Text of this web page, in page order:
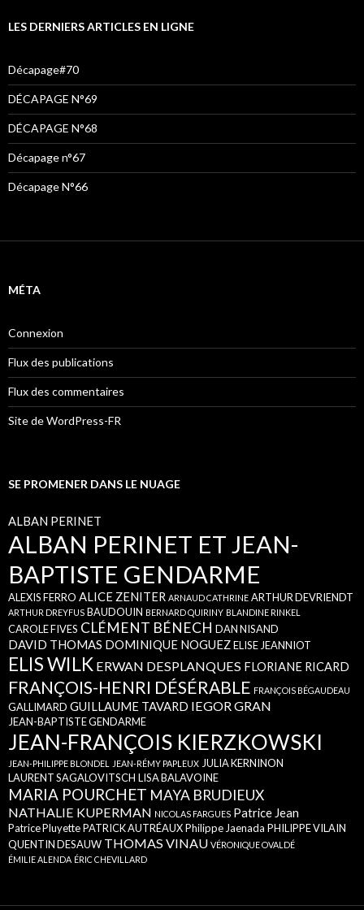
LES DERNIERS ARTICLES EN LIGNE
Décapage#70
DÉCAPAGE N°69
DÉCAPAGE N°68
Décapage n°67
Décapage N°66
MÉTA
Connexion
Flux des publications
Flux des commentaires
Site de WordPress-FR
SE PROMENER DANS LE NUAGE
ALBAN PERINET
ALBAN PERINET ET JEAN-
BAPTISTE GENDARME
ALEXIS FERRO ALICE ZENITER ARNAUD CATHRINE ARTHUR DEVRIENDT
ARTHUR DREYFUS BAUDOUIN BERNARD QUIRINY BLANDINE RINKEL
CAROLE FIVES CLÉMENT BÉNECH DAN NISAND
DAVID THOMAS DOMINIQUE NOGUEZELISE JEANNIOT
ELIS WILK ERWAN DESPLANQUES FLORIANE RICARD
FRANÇOIS-HENRI DÉSÉRABLE FRANÇOIS BÉGAUDEAU
GALLIMARD GUILLAUME TAVARD IEGOR GRAN
JEAN-BAPTISTE GENDARME
JEAN-FRANÇOIS KIERZKOWSKI
JEAN-PHILIPPE BLONDEL JEAN-RÉMY PAPLEUX JULIA KERNINON
LAURENT SAGALOVITSCH LISA BALAVOINE
MARIA POURCHET MAYA BRUDIEUX
NATHALIE KUPERMAN NICOLAS FARGUES Patrice Jean
Patrice PluyettePATRICK AUTRÉAUXPhilippe Jaenada PHILIPPE VILAIN
QUENTIN DESAUW THOMAS VINAU VÉRONIQUE OVALDÉ
ÉMILIE ALENDA ÉRIC CHEVILLARD